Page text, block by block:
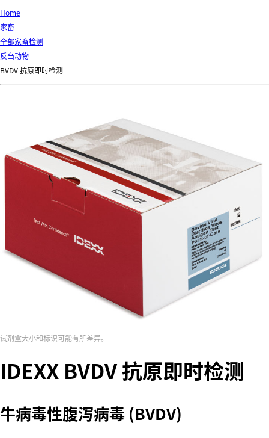
Home
家畜
全部家畜检测
反刍动物
BVDV 抗原即时检测
试剂盒大小和标识可能有所差异。
IDEXX BVDV 抗原即时检测
牛病毒性腹泻病毒 (BVDV)